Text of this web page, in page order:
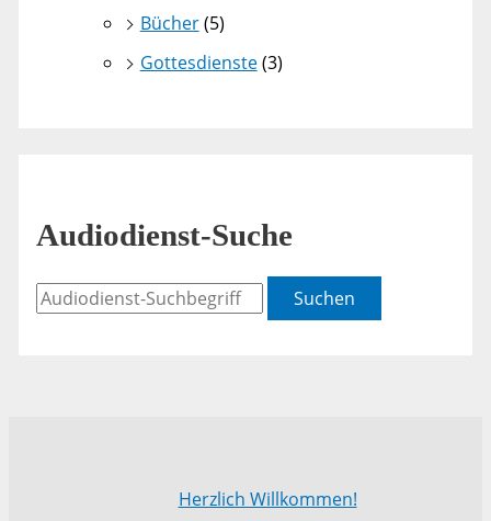
Bücher(5)
Gottesdienste(3)
Audiodienst-Suche
Suchen
Herzlich Willkommen!